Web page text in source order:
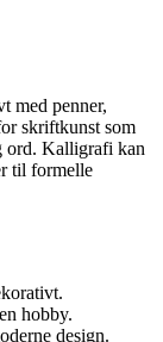
med penner,
skriftkunst som
ord. Kalligrafi kan
til formelle
hobby.
design.